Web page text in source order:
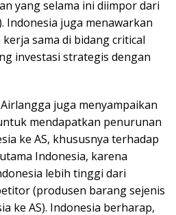
yang selama ini diimpor dari
Indonesia juga menawarkan
sama di bidang critical
investasi strategis dengan
juga menyampaikan
mendapatkan penurunan
ke AS, khususnya terhadap
Indonesia, karena
lebih tinggi dari
(produsen barang sejenis
ke AS). Indonesia berharap,